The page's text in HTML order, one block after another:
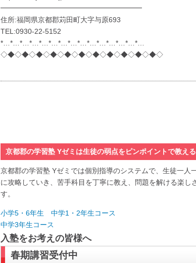
━━━━━━━━━━━━━━━━━━━━
住所:福岡県京都郡苅田町大字与原693
TEL:0930-22-5152
*…*…*…*…*…*…*…*…*…*…*…*…*…*…*…
◇◆◇◆◇◆◇◆◇◆◇◆◇◆◇◆◇◆◇◆◇◆◇
京都郡の学習塾 Yゼミは生徒の弱点をピンポイントで教え
京都郡の学習塾 Yゼミでは個別指導のシステムで、生徒一
に攻略していき、苦手科目を丁寧に教え、問題を解ける楽
す。
小学5・6年生 中学1・2年生コース
中学3年生コース
入塾をお考えの皆様へ
春期講習受付中